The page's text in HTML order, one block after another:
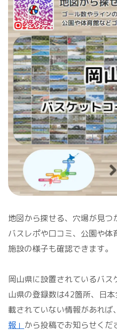
地図から探せる、穴場が見つ
バスレポや口コミ、公園や
施設の様子も確認できます。
岡山県に設置されているバ
山県の登録数は42箇所、日
載されていない情報があれば
報」 から投稿でお知らせくだ